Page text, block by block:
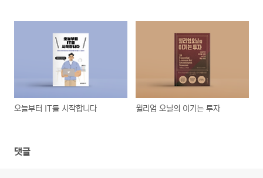
오늘부터 IT를 시작합니다 윌리엄 오닐의 이기는 투자
댓글